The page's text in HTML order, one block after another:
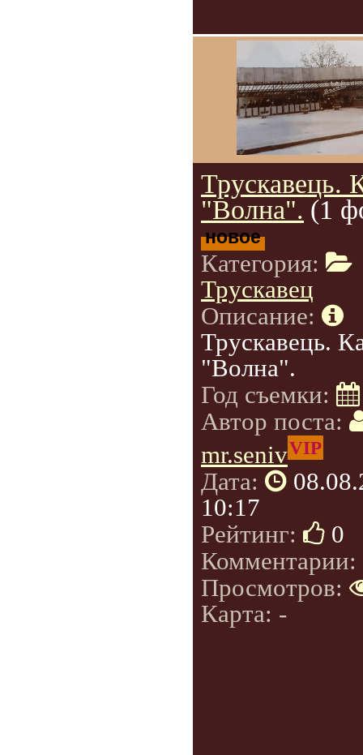
Трускавець.
"Волна". (1
новое
Категория:
Трускавец
Описание:
Трускавець.
"Волна".
Год съемки:
Автор поста:
mr.senivVIP
Дата:
10:17
Рейтинг:
0
Комментарии:
Просмотров:
Карта: -